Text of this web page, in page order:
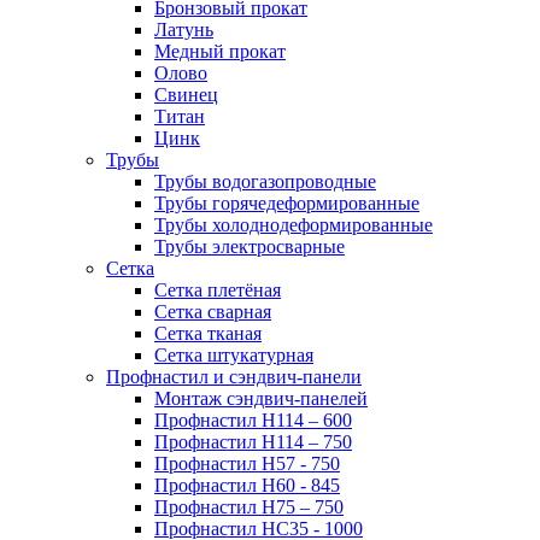
Бронзовый прокат
Латунь
Медный прокат
Олово
Свинец
Титан
Цинк
Трубы
Трубы водогазопроводные
Трубы горячедеформированные
Трубы холоднодеформированные
Трубы электросварные
Сетка
Сетка плетёная
Сетка сварная
Сетка тканая
Сетка штукатурная
Профнастил и сэндвич-панели
Монтаж сэндвич-панелей
Профнастил Н114 – 600
Профнастил Н114 – 750
Профнастил Н57 - 750
Профнастил Н60 - 845
Профнастил Н75 – 750
Профнастил НС35 - 1000